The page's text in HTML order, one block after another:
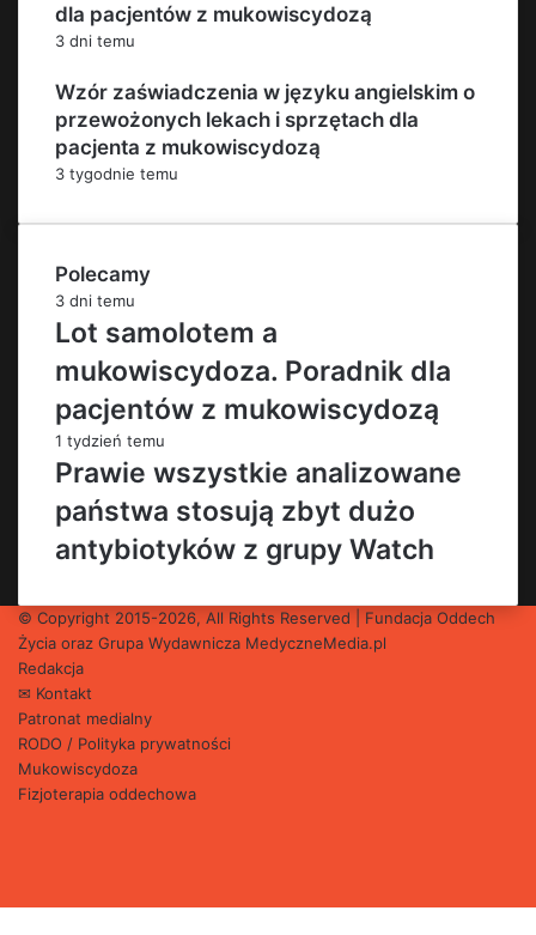
dla pacjentów z mukowiscydozą
3 dni temu
Wzór zaświadczenia w języku angielskim o
przewożonych lekach i sprzętach dla
pacjenta z mukowiscydozą
3 tygodnie temu
Polecamy
3 dni temu
Lot samolotem a
mukowiscydoza. Poradnik dla
pacjentów z mukowiscydozą
1 tydzień temu
Prawie wszystkie analizowane
państwa stosują zbyt dużo
antybiotyków z grupy Watch
© Copyright 2015-2026, All Rights Reserved | Fundacja Oddech
Życia oraz Grupa Wydawnicza MedyczneMedia.pl
Redakcja
✉ Kontakt
Patronat medialny
RODO / Polityka prywatności
Mukowiscydoza
Fizjoterapia oddechowa